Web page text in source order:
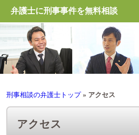
弁護士に刑事事件を無料相談
刑事相談の弁護士トップ» アクセス
アクセス